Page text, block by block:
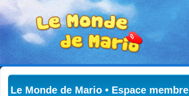
Le Monde de Mario • Espace membre